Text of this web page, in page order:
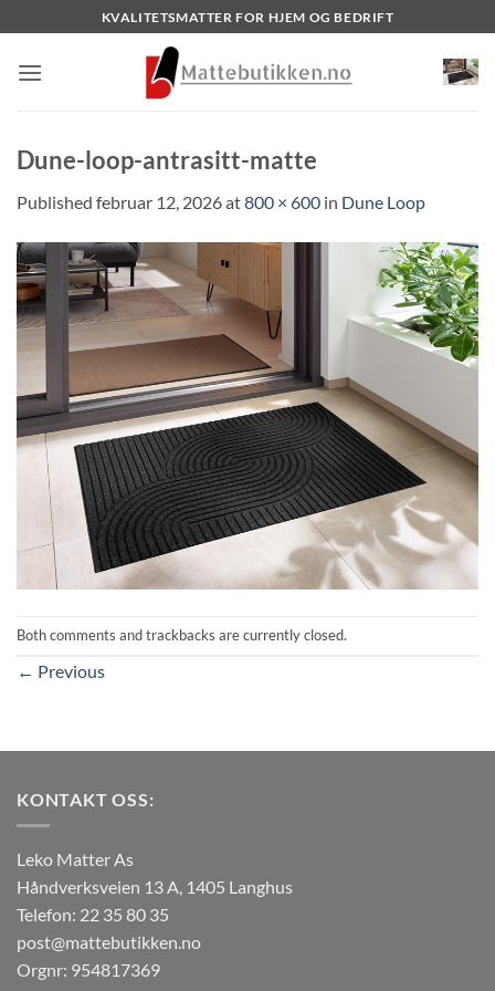
to
content
KVALITETSMATTER FOR HJEM OG BEDRIFT
Dune-loop-antrasitt-matte
Published februar 12, 2026at800 × 600 in Dune Loop
Both comments and trackbacks are currently closed.
← Previous
KONTAKT OSS:
Leko Matter As
Håndverksveien 13 A, 1405 Langhus
Telefon: 22 35 80 35
post@mattebutikken.no
Orgnr: 954817369